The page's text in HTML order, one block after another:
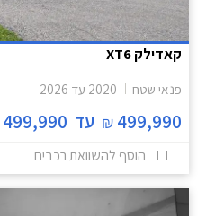
קאדילק XT6
פנאי שטח 2020 עד 2026
499,990
₪ עד 499,990
הוסף להשוואת רכבים